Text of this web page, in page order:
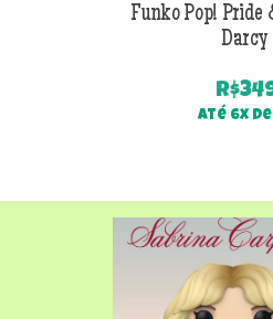
Funko Pop! Pride
Darcy
R$
Até 6x de